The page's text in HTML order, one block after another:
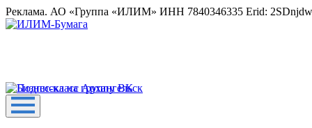
Реклама. АО «Группа «ИЛИМ» ИНН 7840346335 Erid: